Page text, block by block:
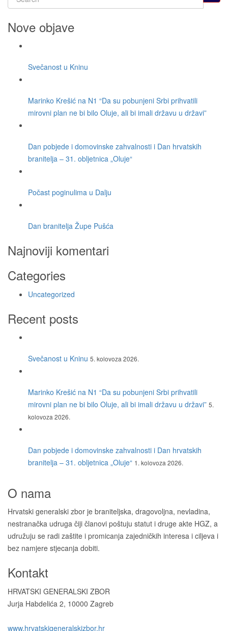
Nove objave
Svečanost u Kninu
Marinko Krešić na N1 “Da su pobunjeni Srbi prihvatili
mirovni plan ne bi bilo Oluje, ali bi imali državu u državi”
Dan pobjede i domovinske zahvalnosti i Dan hrvatskih
branitelja – 31. obljetnica „Oluje“
Počast poginulima u Dalju
Dan branitelja Župe Pušća
Najnoviji komentari
Categories
Uncategorized
Recent posts
Svečanost u Kninu 5. kolovoza 2026.
Marinko Krešić na N1 “Da su pobunjeni Srbi prihvatili
mirovni plan ne bi bilo Oluje, ali bi imali državu u državi” 5.
kolovoza 2026.
Dan pobjede i domovinske zahvalnosti i Dan hrvatskih
branitelja – 31. obljetnica „Oluje“ 1. kolovoza 2026.
O nama
Hrvatski generalski zbor je braniteljska, dragovoljna, nevladina,
nestranačka udruga čiji članovi poštuju statut i druge akte HGZ, a
udružuju se radi zaštite i promicanja zajedničkih interesa i ciljeva i
bez namjere stjecanja dobiti.
Kontakt
HRVATSKI GENERALSKI ZBOR
Jurja Habdelića 2, 10000 Zagreb
www.hrvatskigeneralskizbor.hr